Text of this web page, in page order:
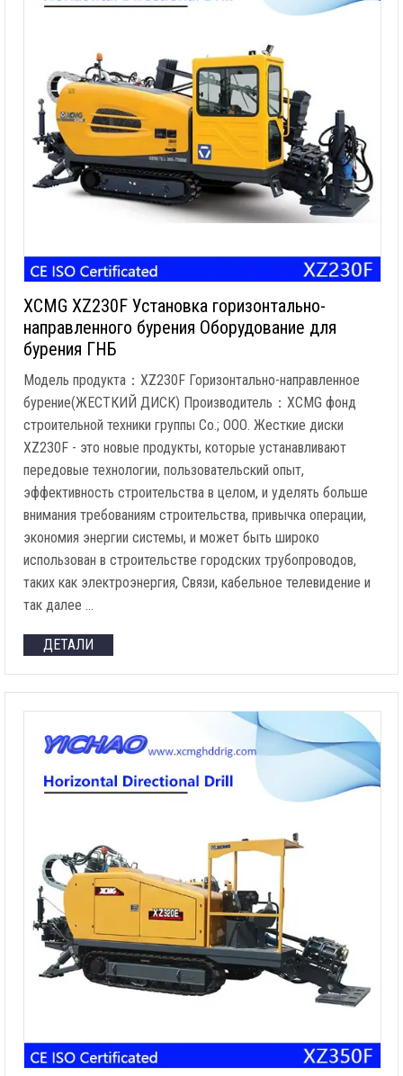
XCMG XZ230F Установка горизонтально-
направленного бурения Оборудование для
бурения ГНБ
Модель продукта：XZ230F Горизонтально-направленное
бурение(ЖЕСТКИЙ ДИСК) Производитель：XCMG фонд
строительной техники группы Co.; ООО. Жесткие диски
XZ230F - это новые продукты, которые устанавливают
передовые технологии, пользовательский опыт,
эффективность строительства в целом, и уделять больше
внимания требованиям строительства, привычка операции,
экономия энергии системы, и может быть широко
использован в строительстве городских трубопроводов,
таких как электроэнергия, Связи, кабельное телевидение и
так далее …
ДЕТАЛИ